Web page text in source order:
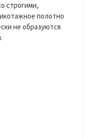
строгими,
полотно
не образуются